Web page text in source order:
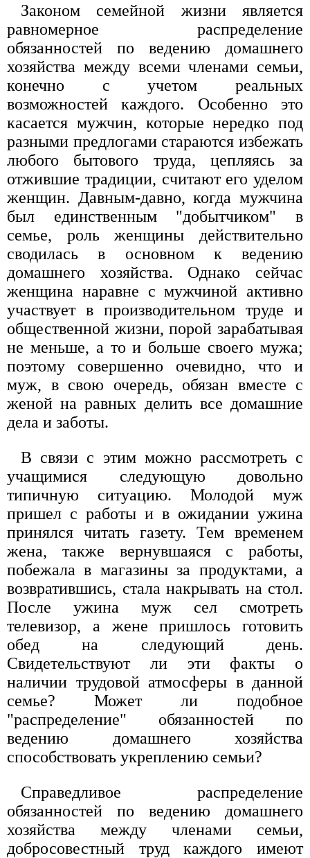
Законом семейной жизни является
равномерное распределение
обязанностей по ведению домашнего
хозяйства между всеми членами семьи,
конечно с учетом реальных
возможностей каждого. Особенно это
касается мужчин, которые нередко под
разными предлогами стараются избежать
любого бытового труда, цепляясь за
отжившие традиции, считают его уделом
женщин. Давным-давно, когда мужчина
был единственным "добытчиком" в
семье, роль женщины действительно
сводилась в основном к ведению
домашнего хозяйства. Однако сейчас
женщина наравне с мужчиной активно
участвует в производительном труде и
общественной жизни, порой зарабатывая
не меньше, а то и больше своего мужа;
поэтому совершенно очевидно, что и
муж, в свою очередь, обязан вместе с
женой на равных делить все домашние
дела и заботы.
В связи с этим можно рассмотреть с
учащимися следующую довольно
типичную ситуацию. Молодой муж
пришел с работы и в ожидании ужина
принялся читать газету. Тем временем
жена, также вернувшаяся с работы,
побежала в магазины за продуктами, а
возвратившись, стала накрывать на стол.
После ужина муж сел смотреть
телевизор, а жене пришлось готовить
обед на следующий день.
Свидетельствуют ли эти факты о
наличии трудовой атмосферы в данной
семье? Может ли подобное
"распределение" обязанностей по
ведению домашнего хозяйства
способствовать укреплению семьи?
Справедливое распределение
обязанностей по ведению домашнего
хозяйства между членами семьи,
добросовестный труд каждого имеют